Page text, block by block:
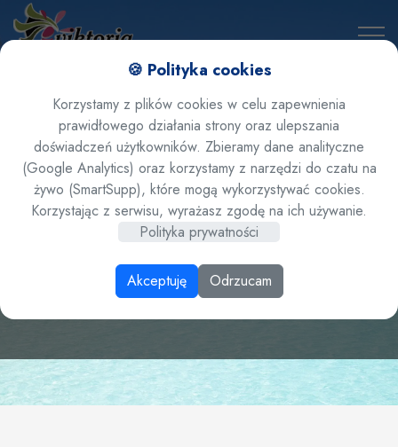
🍪 Polityka cookies
Korzystamy z plików cookies w celu zapewnienia
prawidłowego działania strony oraz ulepszania
doświadczeń użytkowników. Zbieramy dane analityczne
(Google Analytics) oraz korzystamy z narzędzi do czatu na
żywo (SmartSupp), które mogą wykorzystywać cookies.
Korzystając z serwisu, wyrażasz zgodę na ich używanie.
Polityka prywatności
Akceptuję Odrzucam
Złóż zamówienie
online